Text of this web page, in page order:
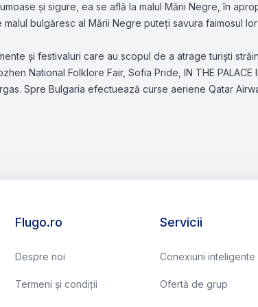
și sigure, ea se află la malul Mării Negre, în
malul bulgăresc al Mării Negre puteți savura faimosul
și festivaluri care au scopul de a atrage turiști
National Folklore Fair, Sofia Pride, IN THE PALACE
Spre Bulgaria efectuează curse aeriene Qatar
Flugo.ro
Despre noi
Termeni și condiții
Servicii
Conexiuni inteligente
Ofertă de grup